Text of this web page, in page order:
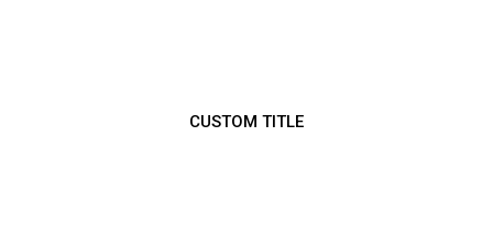
CUSTOM TITLE